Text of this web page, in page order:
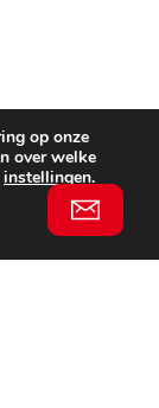
op onze
over welke
instellingen.